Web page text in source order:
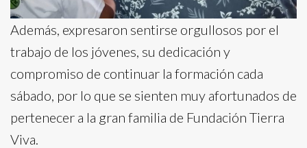
Además, expresaron sentirse orgullosos por el
trabajo de los jóvenes, su dedicación y
compromiso de continuar la formación cada
sábado, por lo que se sienten muy afortunados de
pertenecer a la gran familia de Fundación Tierra
Viva.